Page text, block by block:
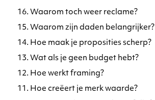
16. Waarom toch weer reclame?
15. Waarom zijn daden belangrijker?
14. Hoe maak je proposities scherp?
13. Wat als je geen budget hebt?
12. Hoe werkt framing?
11. Hoe creëert je merk waarde?